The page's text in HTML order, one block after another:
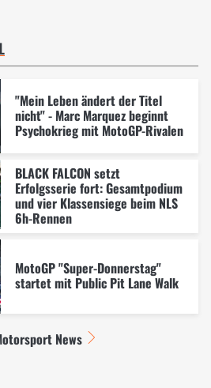
"Mein Leben ändert der Titel
nicht" - Marc Marquez beginnt
Psychokrieg mit MotoGP-Rivalen
BLACK FALCON setzt
Erfolgsserie fort: Gesamtpodium
und vier Klassensiege beim NLS
6h-Rennen
MotoGP "Super-Donnerstag"
startet mit Public Pit Lane Walk
News